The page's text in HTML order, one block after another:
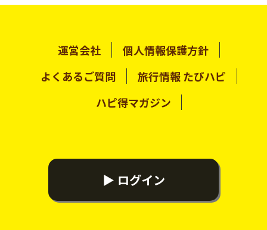
運営会社
個人情報保護方針
よくあるご質問
旅行情報 たびハピ
ハピ得マガジン
▶ ログイン